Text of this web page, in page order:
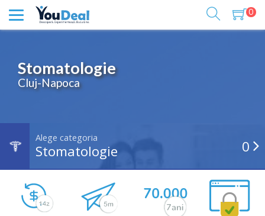
0
Stomatologie
Cluj-Napoca
Alege categoria
Stomatologie 0